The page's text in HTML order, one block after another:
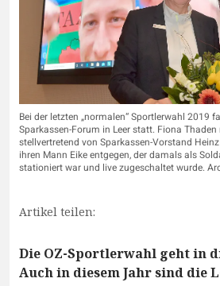
Bei der letzten „normalen“ Sportlerwahl 2019
Sparkassen-Forum in Leer statt. Fiona
stellvertretend von Sparkassen-Vorstand
ihren Mann Eike entgegen, der damals als
stationiert war und live zugeschaltet wurde.
Artikel teilen:
Die OZ-Sportlerwahl geht in
Auch in diesem Jahr sind die